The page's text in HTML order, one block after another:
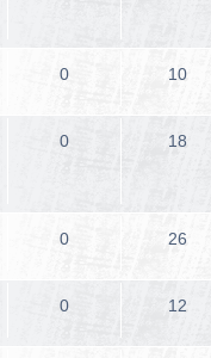
0 10
0 18
0 26
0 12